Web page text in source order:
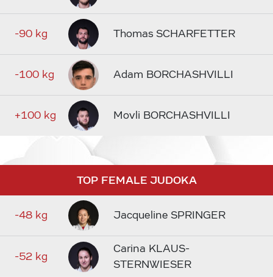
-90 kg Thomas SCHARFETTER
-100 kg Adam BORCHASHVILLI
+100 kg Movli BORCHASHVILLI
TOP FEMALE JUDOKA
-48 kg Jacqueline SPRINGER
-52 kg
Carina KLAUS-
STERNWIESER